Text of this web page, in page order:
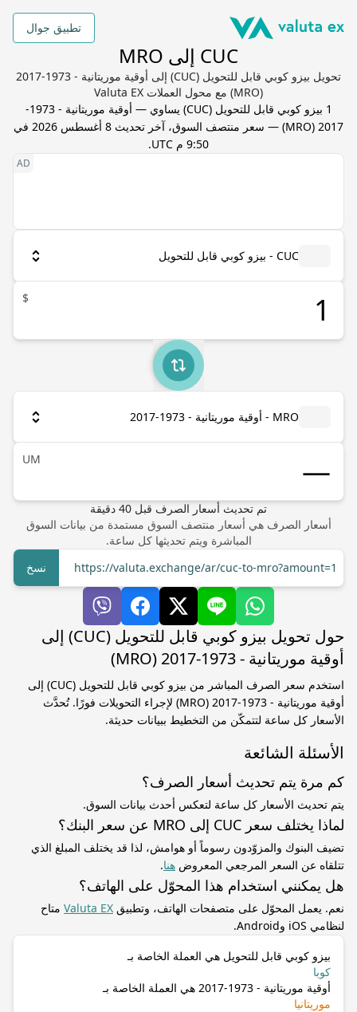
تطبيق جوال
CUC إلى MRO
تحويل بيزو كوبي قابل للتحويل (CUC) إلى أوقية موريتانية - 1973-2017
(MRO) مع محول العملات Valuta EX
1 بيزو كوبي قابل للتحويل (
CUC) يساوي—
أوقية موريتانية - 1973-
2017
(
MRO) — سعر منتصف السوق، آخر تحديث
8 أغسطس 2026 في
9:50 م UTC
.
CUC - بيزو كوبي قابل للتحويل
$
MRO - أوقية موريتانية - 1973-2017
UM
تم تحديث أسعار الصرف قبل 40 دقيقة
أسعار الصرف هي أسعار منتصف السوق مستمدة من بيانات السوق
المباشرة ويتم تحديثها كل ساعة.
https://valuta.exchange/ar/cuc-to-mro?amount=1
نسخ
حول تحويل بيزو كوبي قابل للتحويل (CUC) إلى
أوقية موريتانية - 1973-2017 (MRO)
استخدم سعر الصرف المباشر من بيزو كوبي قابل للتحويل (CUC) إلى
أوقية موريتانية - 1973-2017 (MRO) لإجراء التحويلات فورًا. تُحدَّث
الأسعار كل ساعة لتتمكّن من التخطيط ببيانات حديثة.
الأسئلة الشائعة
كم مرة يتم تحديث أسعار الصرف؟
يتم تحديث الأسعار كل ساعة لتعكس أحدث بيانات السوق.
لماذا يختلف سعر CUC إلى MRO عن سعر البنك؟
تضيف البنوك والمزوّدون رسوماً أو هوامش، لذا قد يختلف المبلغ الذي
تتلقاه عن السعر المرجعي المعروض هنا.
هل يمكنني استخدام هذا المحوّل على الهاتف؟
نعم. يعمل المحوّل على متصفحات الهاتف، وتطبيق Valuta EX متاح
لنظامي iOS وAndroid.
بيزو كوبي قابل للتحويل هي العملة الخاصة بـ
كوبا
أوقية موريتانية - 1973-2017 هي العملة الخاصة بـ
موريتانيا